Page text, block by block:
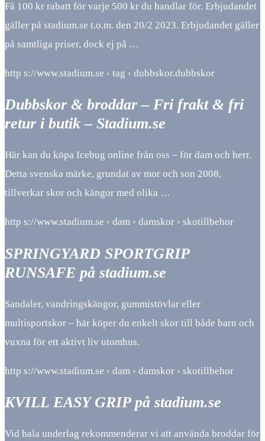
Få 100 kr rabatt för varje 500 kr du handlar för. Erbjudandet
gäller på stadium.se t.o.m. den 20/2 2023. Erbjudandet gäller
på samtliga priser, dock ej på …
http s://www.stadium.se › tag › dubbskor.dubbskor
Dubbskor & broddar – Fri frakt & fri
retur i butik – Stadium.se
Här kan du köpa Icebug online från oss – för dam och herr.
Detta svenska märke, grundat av mor och son 2008,
tillverkar skor och kängor med olika …
http s://www.stadium.se › dam › damskor › skotillbehor
SPRINGYARD SPORTGRIP
RUNSAFE på stadium.se
Sandaler, vandringskängor, gummistövlar eller
multisportskor – här köper du enkelt skor till både barn och
vuxna för ett aktivt liv utomhus.
http s://www.stadium.se › dam › damskor › skotillbehor
KVILL EASY GRIP på stadium.se
Vid hala underlag rekommenderar vi att använda broddar för